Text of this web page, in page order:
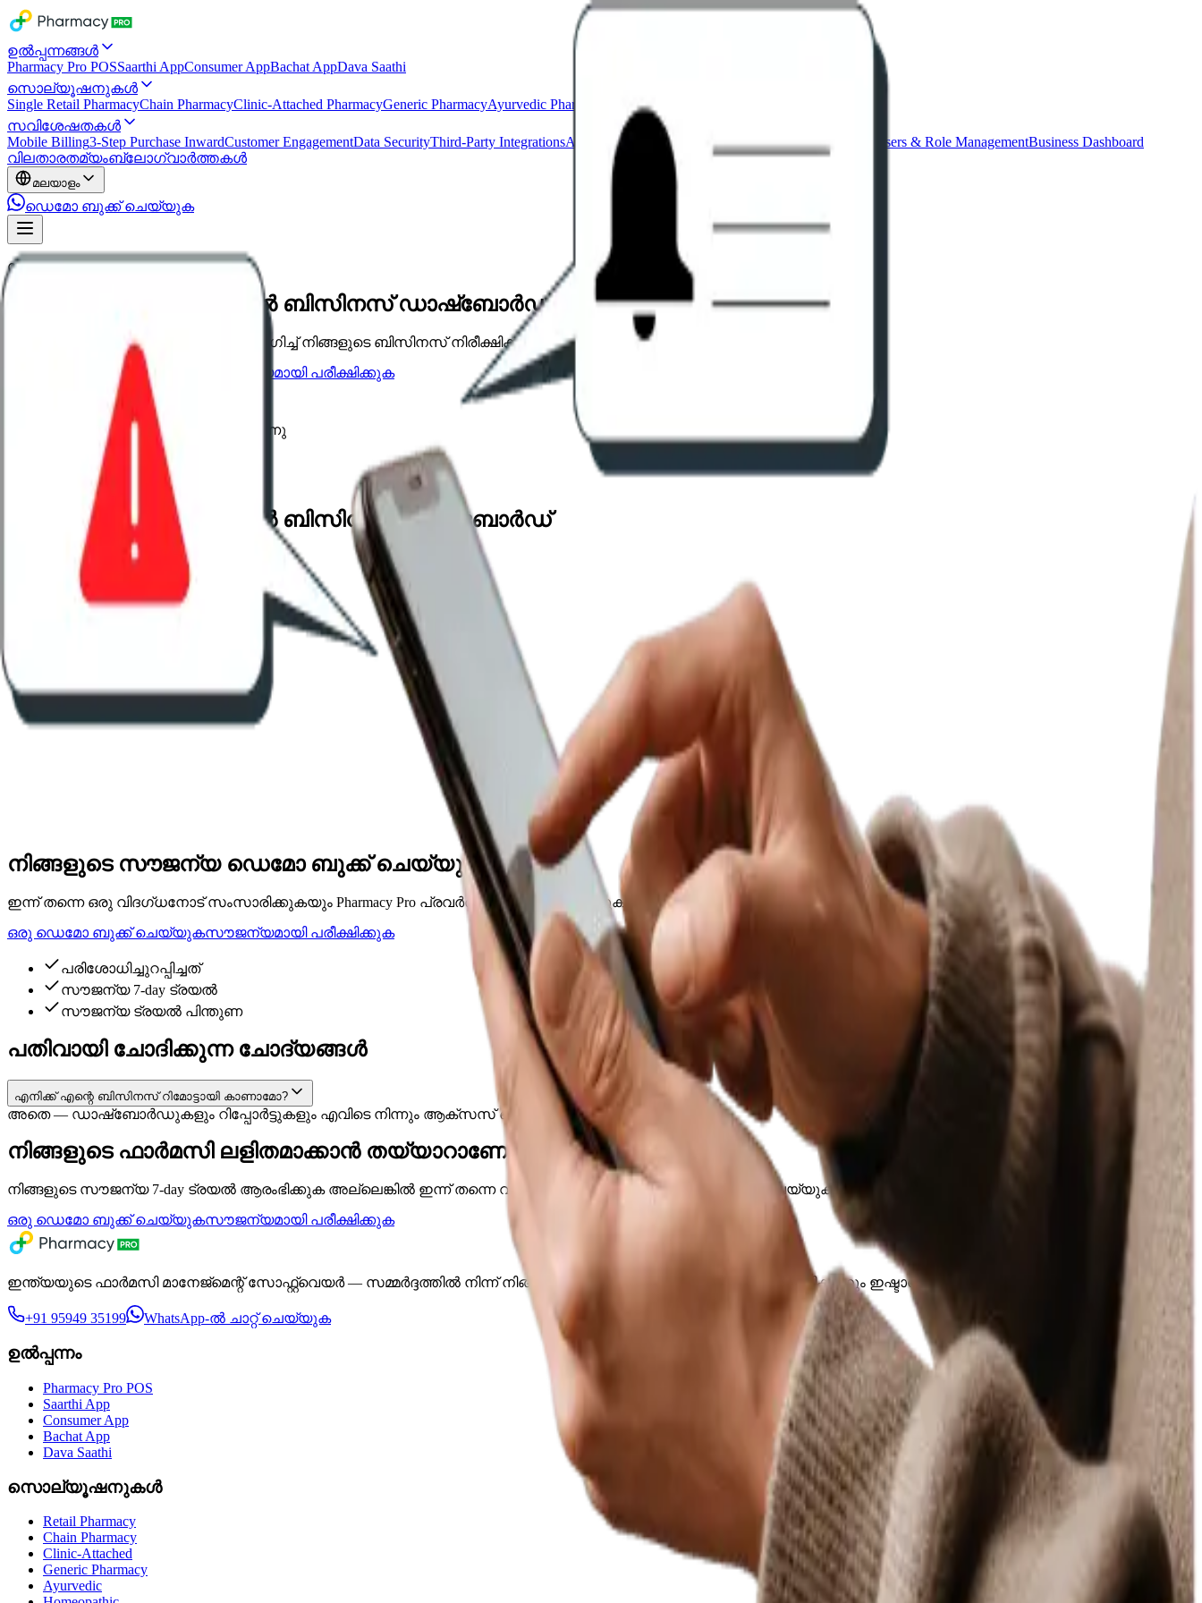
ഉൽപ്പന്നങ്ങൾ
Pharmacy Pro POSSaarthi AppConsumer AppBachat AppDava Saathi
സൊല്യൂഷനുകൾ
Single Retail PharmacyChain PharmacyClinic-Attached PharmacyGeneric PharmacyAyurvedic Pharmacy
Homeopathic Pharmacy
സവിശേഷതകൾ
Mobile Billing3-Step Purchase InwardCustomer EngagementData SecurityThird-Party IntegrationsAccess Everything Centrally2,00,000+ Product Master Users & Role ManagementBusiness Dashboard
വിലതാരതമ്യംബ്ലോഗ്വാർത്തകൾ
മലയാളം
ഡെമോ ബുക്ക് ചെയ്യുക
സവിശേഷതകൾ
നിങ്ങളുടെ വിരൽത്തുമ്പിൽ ബിസിനസ് ഡാഷ്ബോർഡ്
അനലിറ്റിക്സും അലേർട്ടുകളും ഉപയോഗിച്ച് നിങ്ങളുടെ ബിസിനസ് നിരീക്ഷിക്കുക.
ഒരു ഡെമോ ബുക്ക് ചെയ്യുക
സൗജന്യമായി പരീക്ഷിക്കുക
സൗജന്യ 7-day ട്രയൽ
ഓഫ്‌ലൈനിലും പ്രവർത്തിക്കുന്നു
സൗജന്യ ട്രയൽ പിന്തുണ
സവിശേഷതകൾ
നിങ്ങളുടെ വിരൽത്തുമ്പിൽ ബിസിനസ് ഡാഷ്ബോർഡ്
ബിസിനസ് ഡാഷ്ബോർഡ്
വേഗത്തിലുള്ളതും വിവരാധിഷ്ഠിതവുമായ തീരുമാനങ്ങൾക്കായി വ്യക്തമായ ദൈനംദിന സംഗ്രഹങ്ങൾ.
സ്റ്റോക്ക് & എക്സ്പയറി മാനേജ്മെന്റ്
വിൽപ്പന നഷ്ടപ്പെടുന്നതിന് മുമ്പ് ലോ-ഇൻവെന്ററിയും കാലഹരണപ്പെടുന്ന ഇനങ്ങളും കണ്ടെത്തുക.
കുറഞ്ഞ വിൽപ്പനയുള്ള ഇനങ്ങളും നഷ്ടപ്പെട്ട വിൽപ്പനയും റിമോട്ടായി ട്രാക്ക് ചെയ്യുക.
നിങ്ങളുടെ സൗജന്യ ഡെമോ ബുക്ക് ചെയ്യുക
ഇന്ന് തന്നെ ഒരു വിദഗ്ധനോട് സംസാരിക്കുകയും Pharmacy Pro പ്രവർത്തനക്ഷമമായി കാണുകയും ചെയ്യുക.
ഒരു ഡെമോ ബുക്ക് ചെയ്യുകസൗജന്യമായി പരീക്ഷിക്കുക
പരിശോധിച്ചുറപ്പിച്ചത്
സൗജന്യ 7-day ട്രയൽ
സൗജന്യ ട്രയൽ പിന്തുണ
പതിവായി ചോദിക്കുന്ന ചോദ്യങ്ങൾ
എനിക്ക് എന്റെ ബിസിനസ് റിമോട്ടായി കാണാമോ?
അതെ — ഡാഷ്ബോർഡുകളും റിപ്പോർട്ടുകളും എവിടെ നിന്നും ആക്സസ് ചെയ്യാം.
നിങ്ങളുടെ ഫാർമസി ലളിതമാക്കാൻ തയ്യാറാണോ?
നിങ്ങളുടെ സൗജന്യ 7-day ട്രയൽ ആരംഭിക്കുക അല്ലെങ്കിൽ ഇന്ന് തന്നെ വ്യക്തിഗതമാക്കിയ ഒരു ഡെമോ ബുക്ക് ചെയ്യുക.
ഒരു ഡെമോ ബുക്ക് ചെയ്യുകസൗജന്യമായി പരീക്ഷിക്കുക
ഇന്ത്യയുടെ ഫാർമസി മാനേജ്മെന്റ് സോഫ്റ്റ്‌വെയർ — സമ്മർദ്ദത്തിൽ നിന്ന് നിങ്ങളെ മോചിപ്പിക്കാനും കാര്യക്ഷമത വർദ്ധിപ്പിക്കാനും ഇഷ്ടാനുസൃതമാക്കിയത്.
+91 95949 35199 WhatsApp-ൽ ചാറ്റ് ചെയ്യുക
ഉൽപ്പന്നം
Pharmacy Pro POS
Saarthi App
Consumer App
Bachat App
Dava Saathi
സൊല്യൂഷനുകൾ
Retail Pharmacy
Chain Pharmacy
Clinic-Attached
Generic Pharmacy
Ayurvedic